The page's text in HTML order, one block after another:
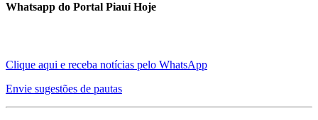
Whatsapp do Portal Piauí Hoje
Clique aqui e receba notícias pelo WhatsApp
Envie sugestões de pautas